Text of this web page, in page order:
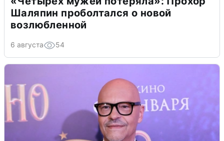
Шаляпин проболтался о новой
возлюбленной
6 августа 54